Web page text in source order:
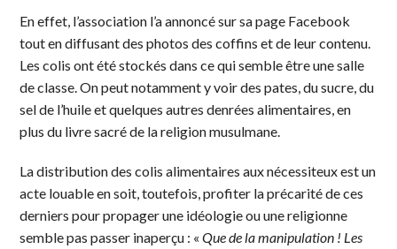
En effet, l’association l’a annoncé sur sa page Facebook
tout en diffusant des photos des coffins et de leur contenu.
Les colis ont été stockés dans ce qui semble être une salle
de classe. On peut notamment y voir des pates, du sucre, du
sel de l’huile et quelques autres denrées alimentaires, en
plus du livre sacré de la religion musulmane.
La distribution des colis alimentaires aux nécessiteux est un
acte louable en soit, toutefois, profiter la précarité de ces
derniers pour propager une idéologie ou une religionne
semble pas passer inaperçu : «Que de la manipulation ! Les